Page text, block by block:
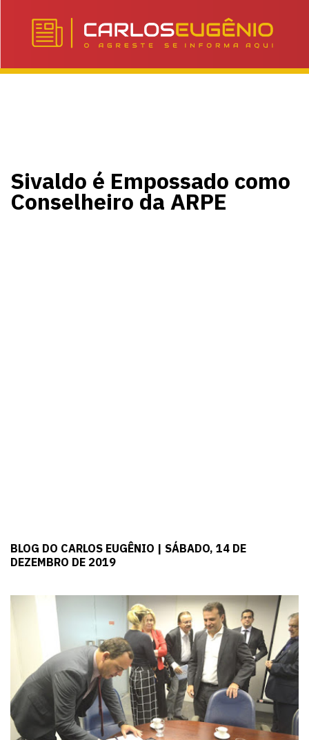
Sivaldo é Empossado como
Conselheiro da ARPE
BLOG DO CARLOS EUGÊNIO | SÁBADO, 14 DE
DEZEMBRO DE 2019